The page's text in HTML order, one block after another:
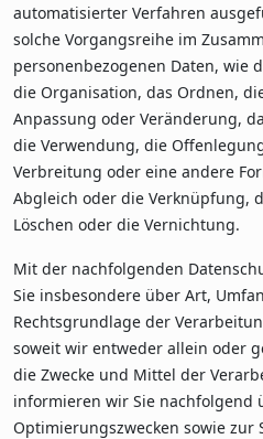
automatisierter Verfahren
solche Vorgangsreihe im
personenbezogenen Daten, wie
die Organisation, das Ordnen,
Anpassung oder Veränderung,
die Verwendung, die
Verbreitung oder eine andere
Abgleich oder die Verknüpfung,
Löschen oder die Vernichtung.
Mit der nachfolgenden
Sie insbesondere über Art,
Rechtsgrundlage der
soweit wir entweder allein oder
die Zwecke und Mittel der
informieren wir Sie nachfolgend
Optimierungszwecken sowie zur